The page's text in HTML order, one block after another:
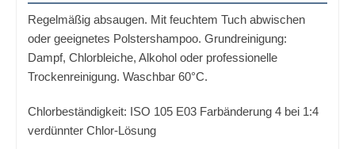
Regelmäßig absaugen. Mit feuchtem Tuch abwischen
oder geeignetes Polstershampoo. Grundreinigung:
Dampf, Chlorbleiche, Alkohol oder professionelle
Trockenreinigung. Waschbar 60°C.
Chlorbeständigkeit: ISO 105 E03 Farbänderung 4 bei 1:4
verdünnter Chlor-Lösung